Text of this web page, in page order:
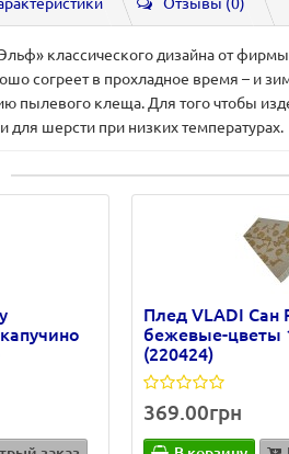
классического дизайна от
согреет в прохладное время – и
пылевого клеща. Для того чтобы
для шерсти при низких температурах.
Плед VLADI Сан
бежевые-цветы
(220424)
369.00грн